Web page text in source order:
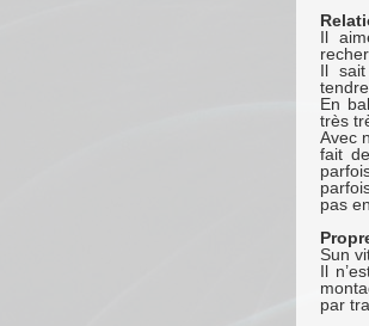
Il
Il
En
très
Avec
fait
pas
Sun
Il
par